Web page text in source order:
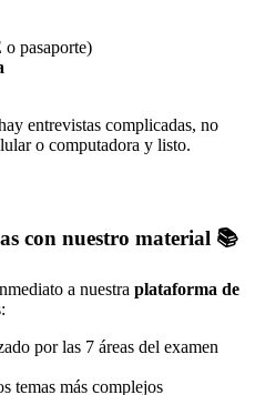
pasaporte)
entrevistas complicadas, no
o computadora y listo.
con nuestro material 📚
a nuestra plataforma de
por las 7 áreas del examen
temas más complejos